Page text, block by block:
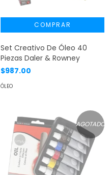
Set Creativo De Óleo 40
Piezas Daler & Rowney
$987.00
ÓLEO
AGOTADO